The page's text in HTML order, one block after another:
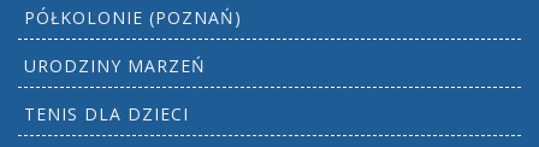
PÓŁKOLONIE (POZNAŃ)
URODZINY MARZEŃ
TENIS DLA DZIECI